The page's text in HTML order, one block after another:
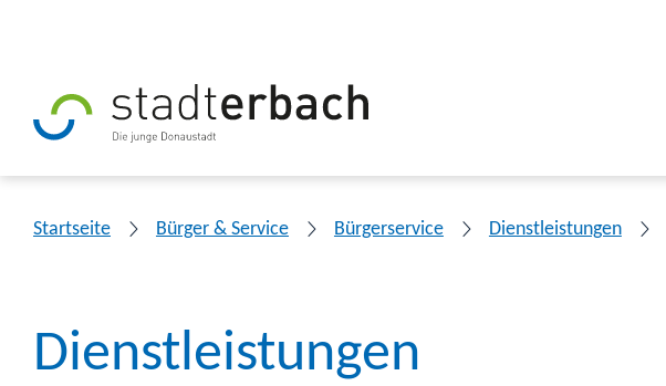
Startseite Bürger & Service Bürgerservice Dienstleistungen
Dienstleistungen